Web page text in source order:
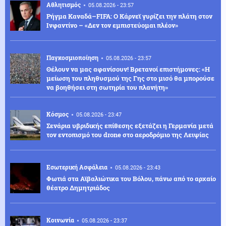
Αθλητισμός 05.08.2026 - 23:57
Ρήγμα Καναδά–FIFA: Ο Κάρνεϊ γυρίζει την πλάτη στον
Ινφαντίνο – «Δεν τον εμπιστεύομαι πλέον»
Παγκοσμιοποίηση 05.08.2026 - 23:57
Θέλουν να μας αφανίσουν! Βρετανοί επιστήμονες: «Η
μείωση του πληθυσμού της Γης στο μισό θα μπορούσε
να βοηθήσει στη σωτηρία του πλανήτη»
Κόσμος 05.08.2026 - 23:47
Σενάρια υβριδικής επίθεσης εξετάζει η Γερμανία μετά
τον εντοπισμό του drone στο αεροδρόμιο της Λειψίας
Εσωτερική Ασφάλεια 05.08.2026 - 23:43
Φωτιά στα Αϊβαλιώτικα του Βόλου, πάνω από το αρχαίο
θέατρο Δημητριάδος
Κοινωνία 05.08.2026 - 23:37